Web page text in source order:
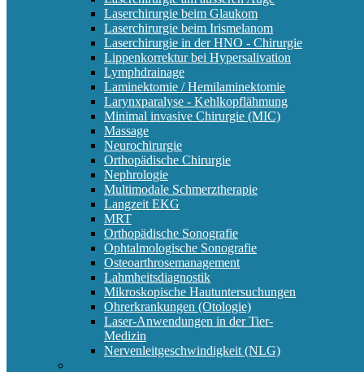
Laserchirurgie beim Glaukom
Laserchirurgie beim Irismelanom
Laserchirurgie in der HNO - Chirurgie
Lippenkorrektur bei Hypersalivation
Lymphdrainage
Laminektomie / Hemilaminektomie
Larynxparalyse - Kehlkopflähmung
Minimal invasive Chirurgie (MIC)
Massage
Neurochirurgie
Orthopädische Chirurgie
Nephrologie
Multimodale Schmerztherapie
Langzeit EKG
MRT
Orthopädische Sonografie
Ophtalmologische Sonografie
Osteoarthrosemanagement
Lahmheitsdiagnostik
Mikroskopische Hautuntersuchungen
Ohrerkrankungen (Otologie)
Laser-Anwendungen in der Tier-
Medizin
Nervenleitgeschwindigkeit (NLG)